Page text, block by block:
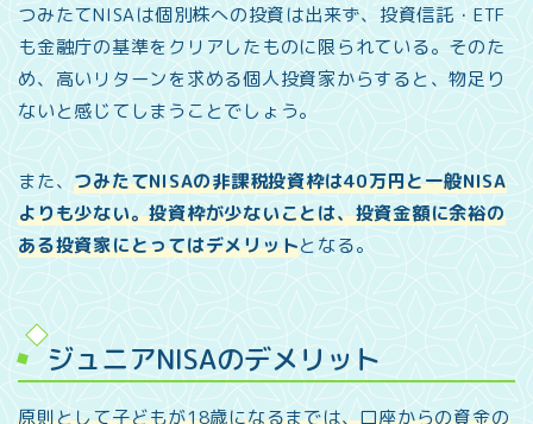
つみたてNISAは個別株への投資は出来ず、投資信託・ETF
も金融庁の基準をクリアしたものに限られている。そのた
め、高いリターンを求める個人投資家からすると、物足り
ないと感じてしまうことでしょう。
また、つみたてNISAの非課税投資枠は40万円と一般NISA
よりも少ない。投資枠が少ないことは、投資金額に余裕の
ある投資家にとってはデメリットとなる。
ジュニアNISAのデメリット
原則として子どもが18歳になるまでは、口座からの資金の